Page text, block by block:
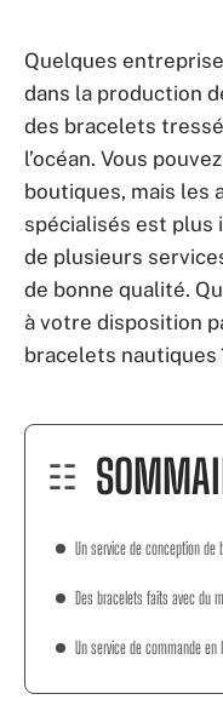
Quelques
dans la production
des bracelets
l’océan. Vous
boutiques, mais les
spécialisés est plus
de plusieurs
de bonne qualité.
à votre disposition
bracelets nautiques
Un service de conception
Des bracelets faits avec du
Un service de commande en